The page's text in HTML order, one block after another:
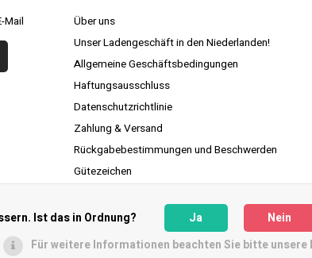
Mail
Über uns
Unser Ladengeschäft in den Niederlanden!
Allgemeine Geschäftsbedingungen
Haftungsausschluss
Datenschutzrichtlinie
Zahlung & Versand
Rückgabebestimmungen und Beschwerden
Gütezeichen
RSS feed
Ist das in Ordnung? Ja
Nein
Für weitere Informationen beachten Sie bitte